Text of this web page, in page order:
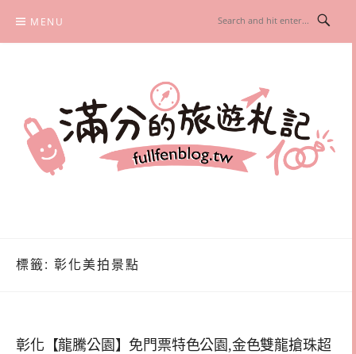
content
MENU
標籤: 彰化美拍景點
彰化【龍騰公園】免門票特色公園,金色雙龍搶珠超